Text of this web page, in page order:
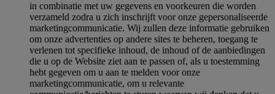
in combinatie met uw gegevens en voorkeuren die worden
verzameld zodra u zich inschrijft voor onze gepersonaliseerde
marketingcommunicatie. Wij zullen deze informatie gebruiken
om onze advertenties op andere sites te beheren, toegang te
verlenen tot specifieke inhoud, de inhoud of de aanbiedingen
die u op de Website ziet aan te passen of, als u toestemming
hebt gegeven om u aan te melden voor onze
marketingcommunicatie, om u relevante